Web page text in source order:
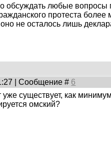
обсуждать любые вопросы
протеста
не осталось лишь
| Сообщение # 6
существует, как
омский?